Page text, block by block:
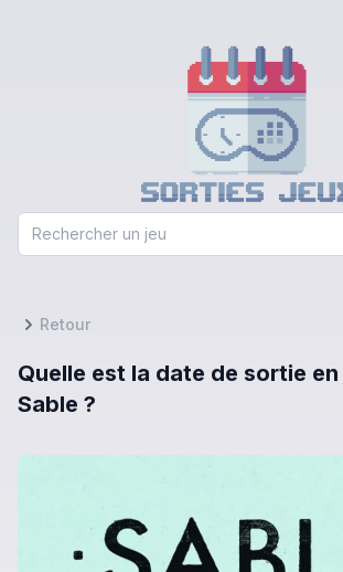
Retour
Quelle est la date de sortie en
Sable ?